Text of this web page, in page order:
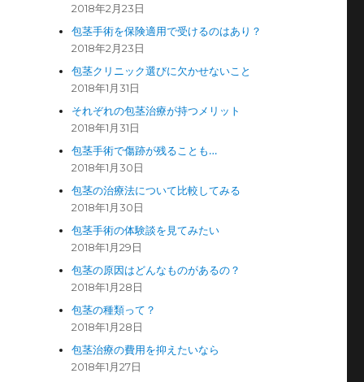
2018年2月23日
包茎手術を保険適用で受けるのはあり？
2018年2月23日
包茎クリニック選びに欠かせないこと
2018年1月31日
それぞれの包茎治療が持つメリット
2018年1月31日
包茎手術で傷跡が残ることも…
2018年1月30日
包茎の治療法について比較してみる
2018年1月30日
包茎手術の体験談を見てみたい
2018年1月29日
包茎の原因はどんなものがあるの？
2018年1月28日
包茎の種類って？
2018年1月28日
包茎治療の費用を抑えたいなら
2018年1月27日